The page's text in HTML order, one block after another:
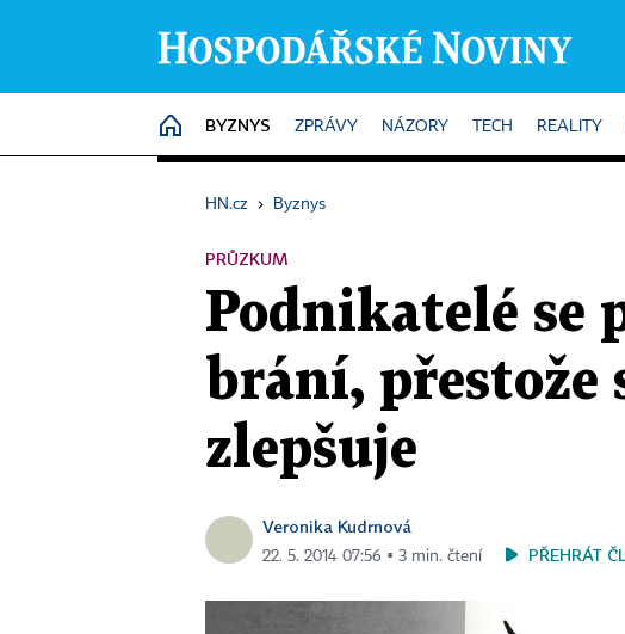
HOME
BYZNYS ZPRÁVY NÁZORY TECH REALITY
HN.cz › Byznys
PRŮZKUM
Podnikatelé se
brání, přestože
zlepšuje
Veronika Kudrnová
22. 5. 2014 07:56 ▪ 3 min. čtení PŘEHRÁT